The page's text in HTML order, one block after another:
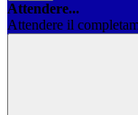
Attendere...
Attendere il